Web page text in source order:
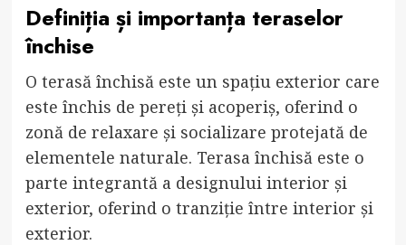
Definiția și importanța teraselor
închise
O terasă închisă este un spațiu exterior care
este închis de pereți și acoperiș, oferind o
zonă de relaxare și socializare protejată de
elementele naturale. Terasa închisă este o
parte integrantă a designului interior și
exterior, oferind o tranziție între interior și
exterior.